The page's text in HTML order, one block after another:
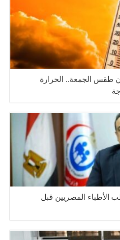
طقس الجمعة.. الحرارة
الأطباء المصريين قبل